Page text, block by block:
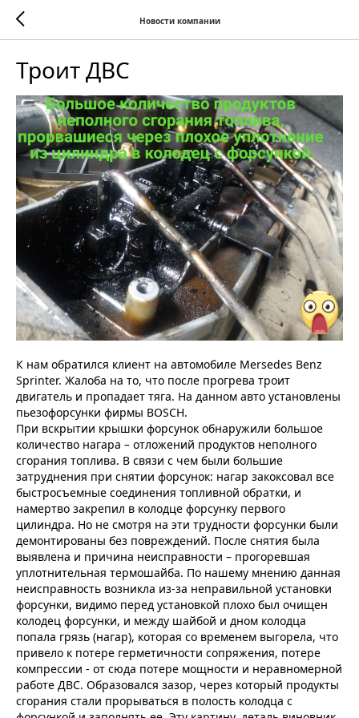
Новости компании
Троит ДВС
К нам обратился клиент на автомобиле Mersedes Benz
Sprinter. Жалоба на то, что после прогрева троит
двигатель и пропадает тяга. На данном авто установлены
пьезофорсунки фирмы BOSCH.
При вскрытии крышки форсунок обнаружили большое
количество нагара – отложений продуктов неполного
сгорания топлива. В связи с чем были большие
затруднения при снятии форсунок: нагар закоксовал все
быстросъемные соединения топливной обратки, и
намертво закрепил в колодце форсунку первого
цилиндра. Но не смотря на эти трудности форсунки были
демонтированы без повреждений. После снятия была
выявлена и причина неисправности – прогоревшая
уплотнительная термошайба. По нашему мнению данная
неисправность возникла из-за неправильной установки
форсунки, видимо перед установкой плохо был очищен
колодец форсунки, и между шайбой и дном колодца
попала грязь (нагар), которая со временем выгорела, что
привело к потере герметичности сопряжения, потере
компрессии - от сюда потере мощности и неравномерной
работе ДВС. Образовался зазор, через который продукты
сгорания стали прорываться в полость колодца с